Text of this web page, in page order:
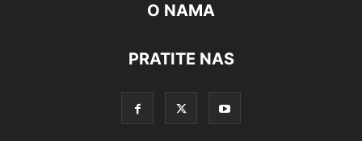
O NAMA
PRATITE NAS